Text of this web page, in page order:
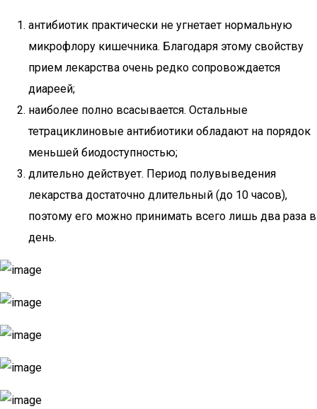
антибиотик практически не угнетает нормальную
микрофлору кишечника. Благодаря этому свойству
прием лекарства очень редко сопровождается
диареей;
наиболее полно всасывается. Остальные
тетрациклиновые антибиотики обладают на порядок
меньшей биодоступностью;
длительно действует. Период полувыведения
лекарства достаточно длительный (до 10 часов),
поэтому его можно принимать всего лишь два раза в
день.